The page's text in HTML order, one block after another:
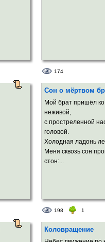
174
Сон о мёртвом
Мой брат пришёл
неживой,
с простреленной
головой.
Холодная ладонь
Меня сквозь сон
стон:...
198 1
Коловращение